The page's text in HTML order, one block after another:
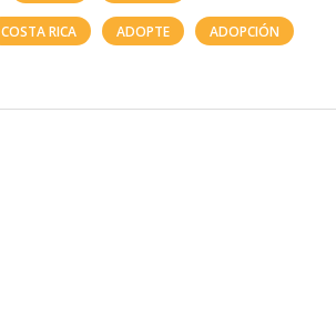
COSTA RICA ADOPTE ADOPCIÓN